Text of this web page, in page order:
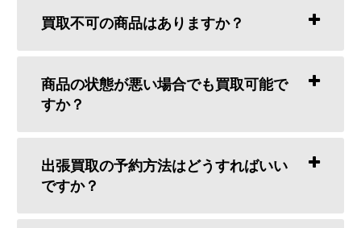
買取不可の商品はありますか？
商品の状態が悪い場合でも買取可能で
すか？
出張買取の予約方法はどうすればいい
ですか？